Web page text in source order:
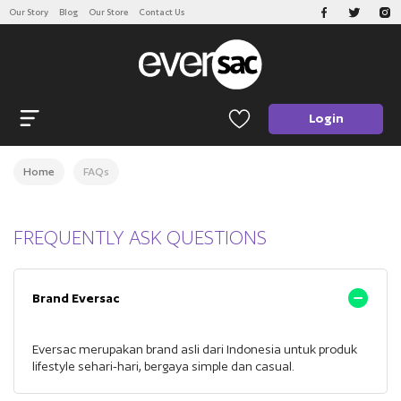
Our Story Blog Our Store Contact Us
Login
Home FAQs
FREQUENTLY ASK QUESTIONS
Brand Eversac
Eversac merupakan brand asli dari Indonesia untuk produk
lifestyle sehari-hari, bergaya simple dan casual.